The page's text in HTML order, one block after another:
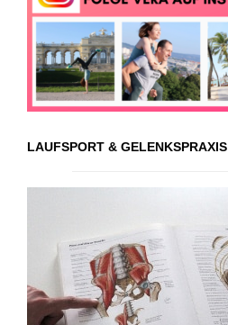
LAUFSPORT & GELENKSPRAXIS